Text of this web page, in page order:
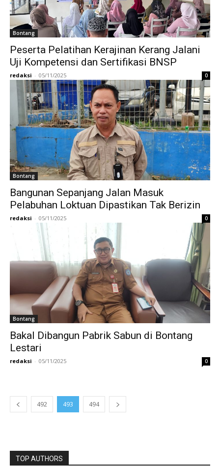
Bontang
Peserta Pelatihan Kerajinan Kerang Jalani
Uji Kompetensi dan Sertifikasi BNSP
redaksi - 05/11/2025 0
Bontang
Bangunan Sepanjang Jalan Masuk
Pelabuhan Loktuan Dipastikan Tak Berizin
redaksi - 05/11/2025 0
Bontang
Bakal Dibangun Pabrik Sabun di Bontang
Lestari
redaksi - 05/11/2025 0
492 493 494
TOP AUTHORS